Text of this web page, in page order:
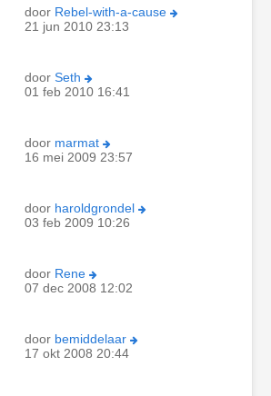
door Rebel-with-a-cause
21 jun 2010 23:13
door Seth
01 feb 2010 16:41
door marmat
16 mei 2009 23:57
door haroldgrondel
03 feb 2009 10:26
door Rene
07 dec 2008 12:02
door bemiddelaar
17 okt 2008 20:44